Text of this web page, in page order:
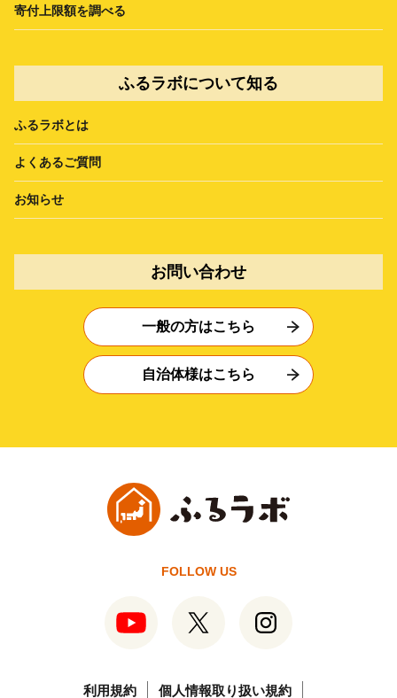
寄付上限額を調べる
ふるラボについて知る
ふるラボとは
よくあるご質問
お知らせ
お問い合わせ
一般の方はこちら
自治体様はこちら
FOLLOW US
利用規約 個人情報取り扱い規約